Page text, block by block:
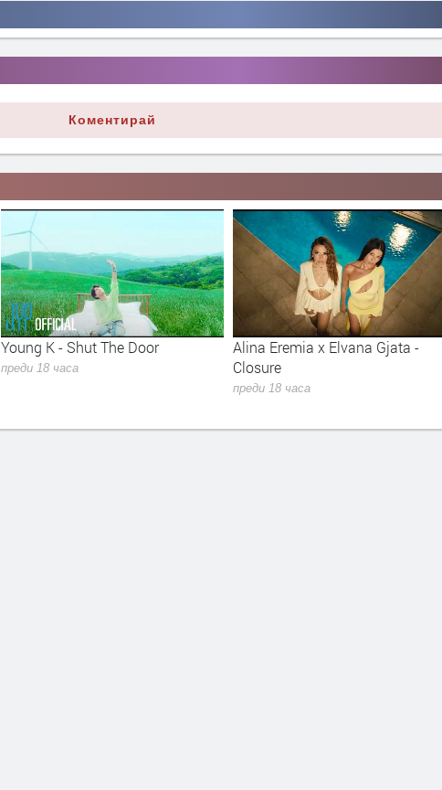
Коментирай
Young K - Shut The Door
преди 18 часа
Alina Eremia x Elvana Gjata -
Closure
преди 18 часа